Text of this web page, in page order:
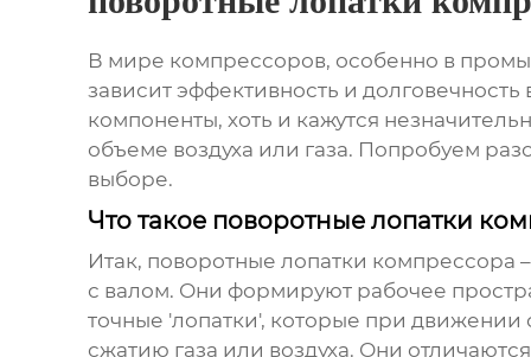
В мире компрессоров, особенно в
зависит эффективность и
компоненты, хоть и кажутся
объеме воздуха или газа. Попробуем
выборе.
Что такое поворотные лопатки
Итак, поворотные лопатки компрессора
с валом. Они формируют рабочее
точные 'лопатки', которые при движении
сжатию газа или воздуха. Они